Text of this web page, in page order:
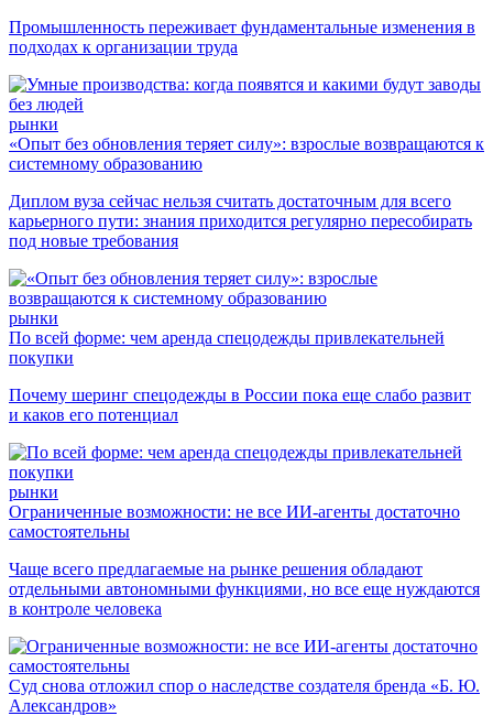
Промышленность переживает фундаментальные изменения в
подходах к организации труда
рынки
«Опыт без обновления теряет силу»: взрослые возвращаются к
системному образованию
Диплом вуза сейчас нельзя считать достаточным для всего
карьерного пути: знания приходится регулярно пересобирать
под новые требования
рынки
По всей форме: чем аренда спецодежды привлекательней
покупки
Почему шеринг спецодежды в России пока еще слабо развит
и каков его потенциал
рынки
Ограниченные возможности: не все ИИ-агенты достаточно
самостоятельны
Чаще всего предлагаемые на рынке решения обладают
отдельными автономными функциями, но все еще нуждаются
в контроле человека
Суд снова отложил спор о наследстве создателя бренда «Б. Ю.
Александров»